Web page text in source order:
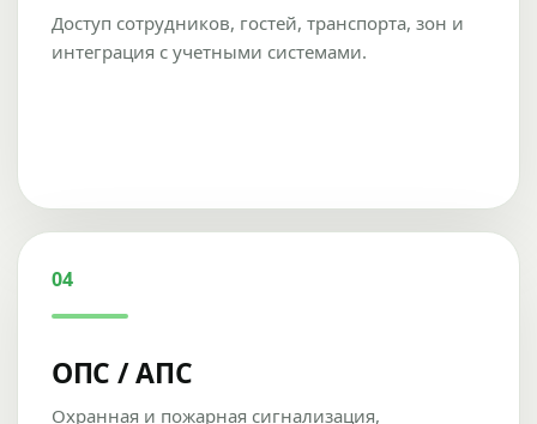
Доступ сотрудников, гостей, транспорта, зон и
интеграция с учетными системами.
04
ОПС / АПС
Охранная и пожарная сигнализация,